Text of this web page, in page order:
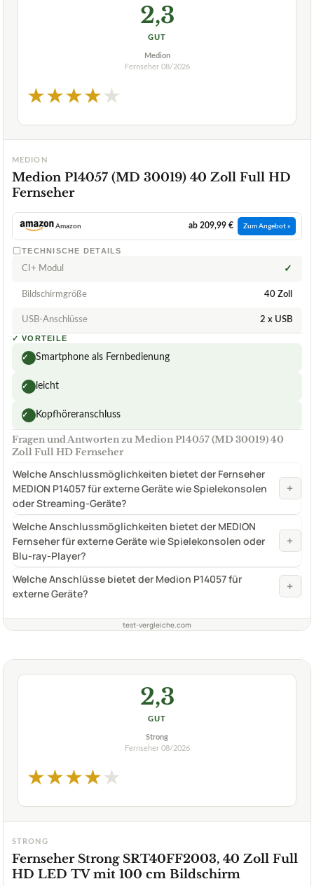
2,3
GUT
Medion
Fernseher 08/2026
★★★★★
MEDION
Medion P14057 (MD 30019) 40 Zoll Full HD
Fernseher
Amazon ab 209,99 € Zum Angebot »
TECHNISCHE DETAILS
CI+ Modul ✓
Bildschirmgröße 40 Zoll
USB-Anschlüsse 2 x USB
✓ VORTEILE
✓ Smartphone als Fernbedienung
✓ leicht
✓ Kopfhöreranschluss
Fragen und Antworten zu Medion P14057 (MD 30019) 40
Zoll Full HD Fernseher
Welche Anschlussmöglichkeiten bietet der Fernseher
MEDION P14057 für externe Geräte wie Spielekonsolen
oder Streaming-Geräte?
+
Welche Anschlussmöglichkeiten bietet der MEDION
Fernseher für externe Geräte wie Spielekonsolen oder
Blu-ray-Player?
+
Welche Anschlüsse bietet der Medion P14057 für
externe Geräte?
+
test-vergleiche.com
2,3
GUT
Strong
Fernseher 08/2026
★★★★★
STRONG
Fernseher Strong SRT40FF2003, 40 Zoll Full
HD LED TV mit 100 cm Bildschirm